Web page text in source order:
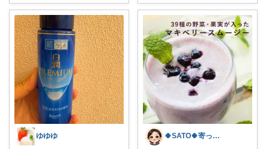
ゆゆゆ 🍀SATO🍀寄って、見てらっしゃい！